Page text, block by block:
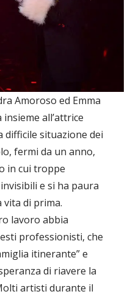
Amoroso ed Emma
all’attrice
difficile situazione dei
fermi da un anno,
in cui troppe
e si ha paura
di prima.
lavoro abbia
professionisti, che
itinerante” e
di riavere la
artisti durante il